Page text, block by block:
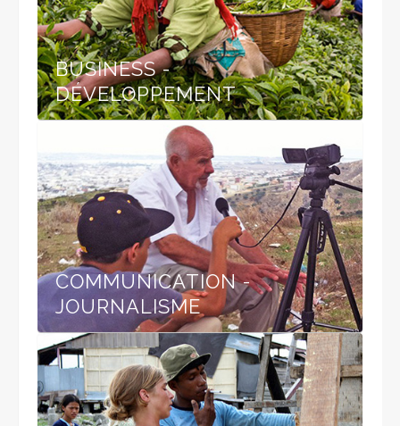
BUSINESS -
DÉVELOPPEMENT
COMMUNICATION -
JOURNALISME